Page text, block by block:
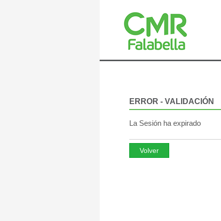
ERROR - VALIDACIÓN
La Sesión ha expirado
Volver